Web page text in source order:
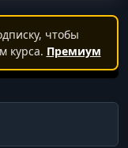
чтобы
курса. Премиум